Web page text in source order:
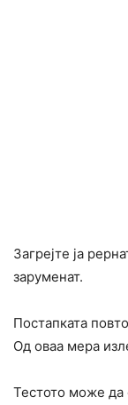
Загрејте ја
заруменат.
Постапката
Од оваа мера
Тестото може да